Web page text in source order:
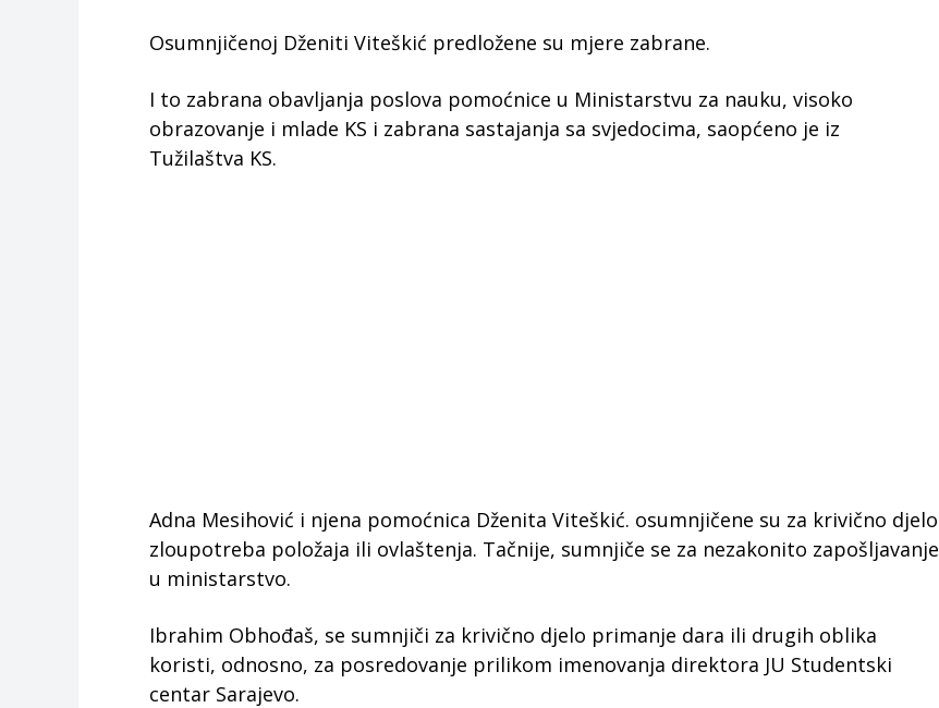
Osumnjičenoj Dženiti Viteškić predložene su mjere zabrane.
I to zabrana obavljanja poslova pomoćnice u Ministarstvu za nauku, visoko
obrazovanje i mlade KS i zabrana sastajanja sa svjedocima, saopćeno je iz
Tužilaštva KS.
Adna Mesihović i njena pomoćnica Dženita Viteškić. osumnjičene su za krivično djelo
zloupotreba položaja ili ovlaštenja. Tačnije, sumnjiče se za nezakonito zapošljavanje
u ministarstvo.
Ibrahim Obhođaš, se sumnjiči za krivično djelo primanje dara ili drugih oblika
koristi, odnosno, za posredovanje prilikom imenovanja direktora JU Studentski
centar Sarajevo.